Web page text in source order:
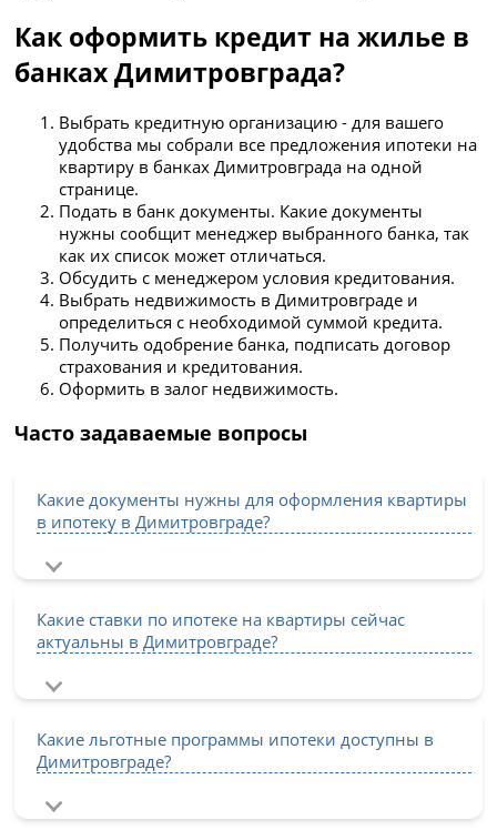
Как оформить кредит на жилье в
банках Димитровграда?
Выбрать кредитную организацию - для вашего
удобства мы собрали все предложения ипотеки на
квартиру в банках Димитровграда на одной
странице.
Подать в банк документы. Какие документы
нужны сообщит менеджер выбранного банка, так
как их список может отличаться.
Обсудить с менеджером условия кредитования.
Выбрать недвижимость в Димитровграде и
определиться с необходимой суммой кредита.
Получить одобрение банка, подписать договор
страхования и кредитования.
Оформить в залог недвижимость.
Часто задаваемые вопросы
Какие документы нужны для оформления квартиры
в ипотеку в Димитровграде?
Какие ставки по ипотеке на квартиры сейчас
актуальны в Димитровграде?
Какие льготные программы ипотеки доступны в
Димитровграде?